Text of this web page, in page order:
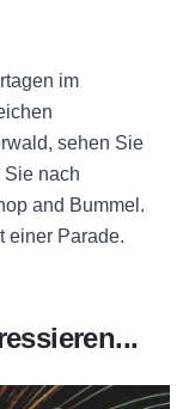
im
sehen Sie
Sie nach
and Bummel.
einer Parade.
mehr über